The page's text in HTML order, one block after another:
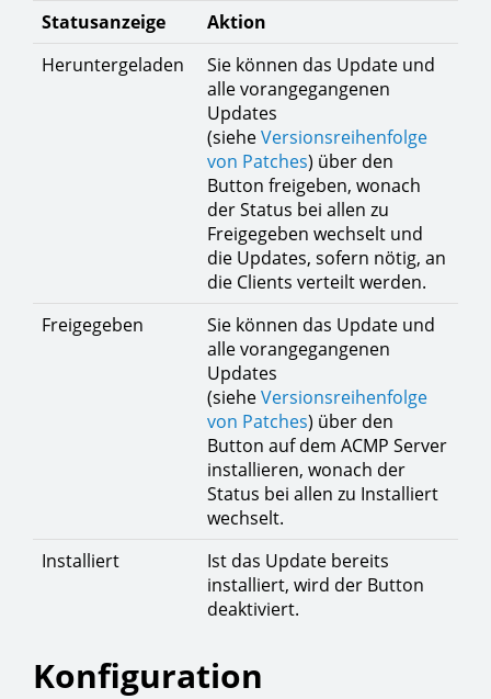
Statusanzeige
Aktion
Heruntergeladen
Sie können das Update und
alle vorangegangenen
Updates
(sieheVersionsreihenfolge
von Patches) über den
Button freigeben, wonach
der Status bei allen zu
Freigegeben wechselt und
die Updates, sofern nötig, an
die Clients verteilt werden.
Freigegeben
Sie können das Update und
alle vorangegangenen
Updates
(sieheVersionsreihenfolge
von Patches) über den
Button auf dem ACMP Server
installieren, wonach der
Status bei allen zu Installiert
wechselt.
Installiert
Ist das Update bereits
installiert, wird der Button
deaktiviert.
Konfiguration